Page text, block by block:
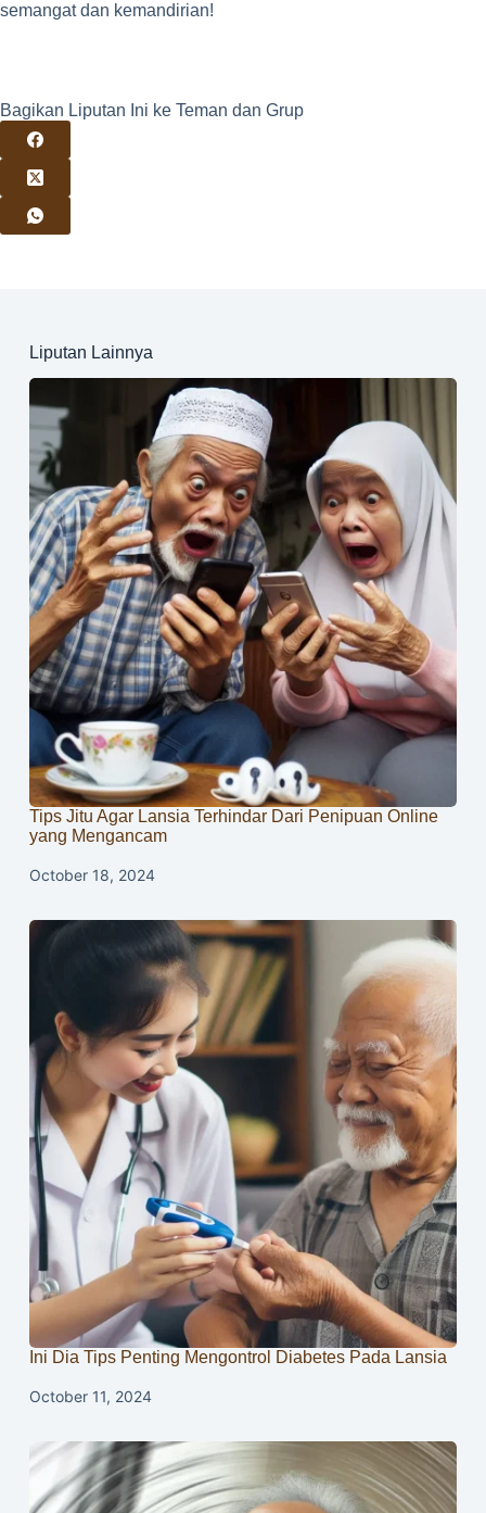
semangat dan kemandirian!
Bagikan Liputan Ini ke Teman dan Grup
Liputan Lainnya
Tips Jitu Agar Lansia Terhindar Dari Penipuan Online
yang Mengancam
October 18, 2024
Ini Dia Tips Penting Mengontrol Diabetes Pada Lansia
October 11, 2024